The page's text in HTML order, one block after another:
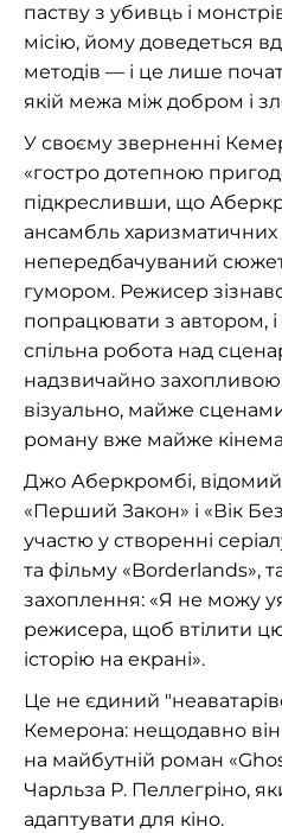
паству з убивць і
місію, йому доведеться
методів — і це лише
якій межа між добром і
У своєму зверненні
«гостро дотепною
підкресливши, що
ансамбль харизматичних
непередбачуваний
гумором. Режисер
попрацювати з автором,
спільна робота над
надзвичайно
візуально, майже
роману вже майже
Джо Аберкромбі, відомий
«Перший Закон» і «Вік
участю у створенні
та фільму «Borderlands»,
захоплення: «Я не можу
режисера, щоб втілити
історію на екрані».
Це не єдиний
Кемерона: нещодавно
на майбутній роман
Чарльза Р. Пеллегріно,
адаптувати для кіно.